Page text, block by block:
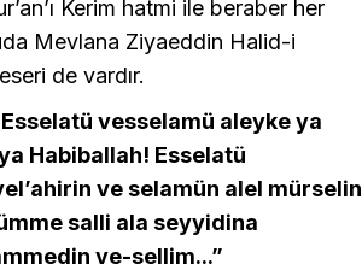
Kerim hatmi ile beraber her
Mevlana Ziyaeddin Halid-i
de vardır.
vesselamü aleyke ya
Habiballah! Esselatü
ve selamün alel mürselin
salli ala seyyidina
ve-sellim...”